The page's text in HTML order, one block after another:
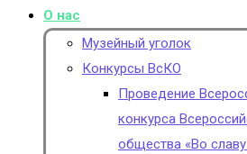
О нас
Музейный уголок
Конкурсы ВсКО
Проведение
конкурса
общества «Во славу